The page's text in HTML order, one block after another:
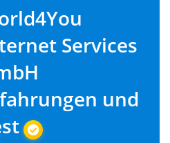
Services
und